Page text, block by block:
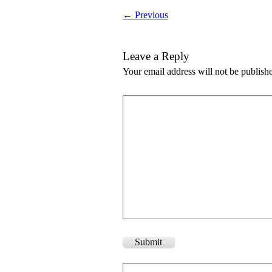
← Previous
Leave a Reply
Your email address will not be
Submit